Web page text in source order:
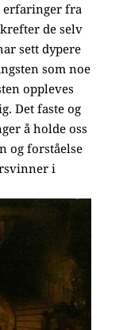
erfaringer fra
de selv
sett dypere
som noe
oppleves
Det faste og
å holde oss
og forståelse
i